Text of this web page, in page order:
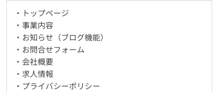
・トップページ
・事業内容
・お知らせ（ブログ機能）
・お問合せフォーム
・会社概要
・求人情報
・プライバシーポリシー